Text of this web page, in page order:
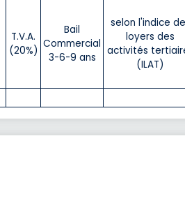
T.V.A.
(20%)
Bail
Commercial
3-6-9 ans
selon l'indice
loyers des
activités
(ILAT)